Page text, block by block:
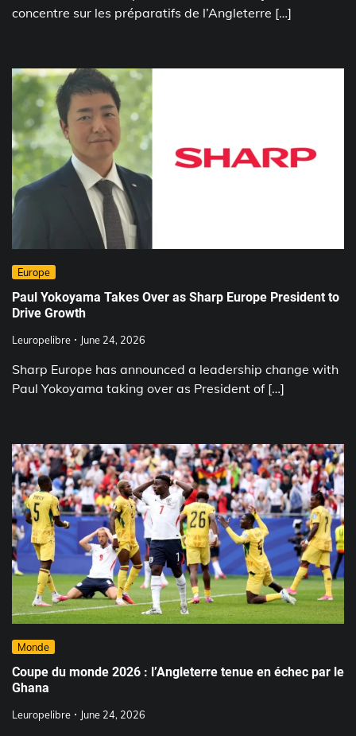
concentre sur les préparatifs de l’Angleterre […]
Europe
Paul Yokoyama Takes Over as Sharp Europe President to
Drive Growth
Leuropelibre June 24, 2026
Sharp Europe has announced a leadership change with
Paul Yokoyama taking over as President of […]
Monde
Coupe du monde 2026 : l’Angleterre tenue en échec par le
Ghana
Leuropelibre June 24, 2026